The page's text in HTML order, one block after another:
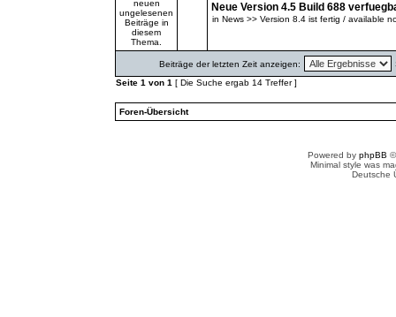
Neue Version 4.5 Build 688
in News >> Version 8.4 ist fertig / available
Beiträge der letzten Zeit anzeigen:
Seite 1 von 1 [ Die Suche ergab 14 Treffer ]
Foren-Übersicht
Powered by phpBB
Minimal style was
Deutsche